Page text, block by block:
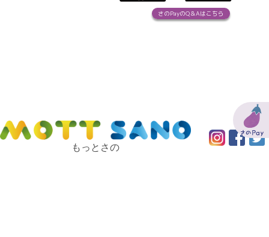
さのPayのQ＆Aはこちら
もっとさの